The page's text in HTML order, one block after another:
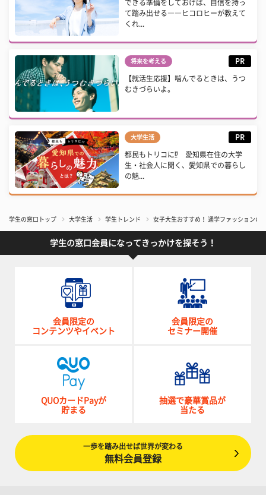
できる準備をしておけば、自信を持っ
て踏み出せる――ヒコロヒーが教えて
くれ...
将来を考える PR
【就活生応援】噛んでるときは、うつ
むきづらいよ。
大学生活 PR
都民もトリコに⁉ 愛知県在住の大学
生・社会人に聞く、愛知県での暮らし
の魅...
学生の窓口トップ 大学生活 学生トレンド 女子大生おすすめ！ 通学ファッションの
学生の窓口会員になってきっかけを探そう！
会員限定の
コンテンツやイベント
会員限定の
セミナー開催
QUOカードPayが
貯まる
抽選で豪華賞品が
当たる
一歩を踏み出せば世界が変わる
無料会員登録